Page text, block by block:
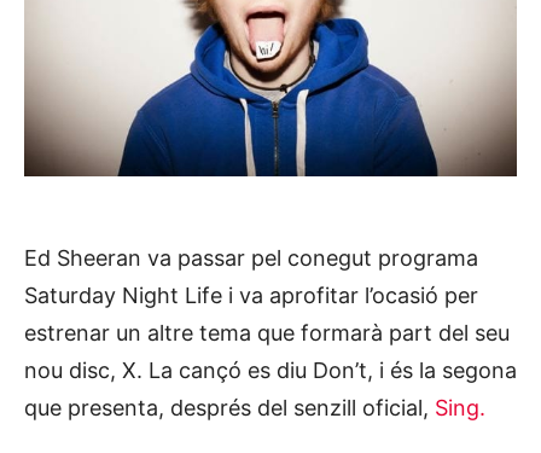
Ed Sheeran va passar pel conegut programa
Saturday Night Life i va aprofitar l’ocasió per
estrenar un altre tema que formarà part del seu
nou disc, X. La cançó es diu Don’t, i és la segona
que presenta, després del senzill oficial, Sing.